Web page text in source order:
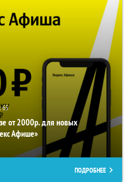
65
от 2000р. для новых
Афише»
ПОДРОБНЕЕ